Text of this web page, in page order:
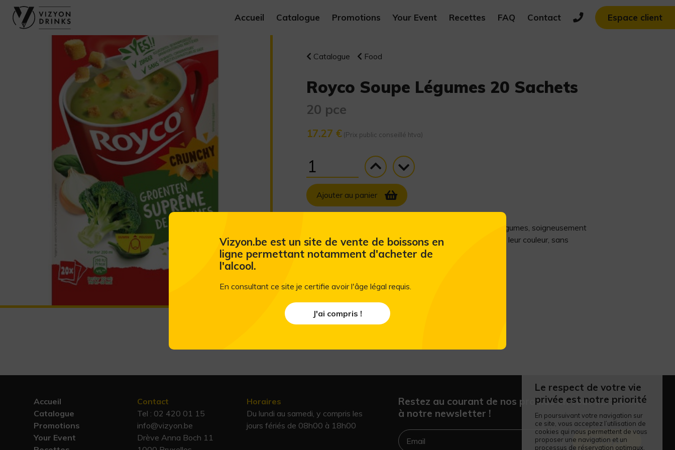
Accueil Catalogue Promotions Your Event Recettes FAQ Contact Espace client
Catalogue Food
Royco Soupe Légumes 20 Sachets
20 pce
17.27 €(Prix public conseillé htva)
Ajouter au panier
Les soupes instantanées Royco contiennent de vrais légumes, soigneusement
séchés en poudre pour préserver leur goût, leur arôme et leur couleur, sans
conservateurs
Accueil
Catalogue
Promotions
Your Event
Contact
Tel : 02 420 01 15
info@vizyon.be
Drève Anna Boch 11
Horaires
Du lundi au samedi, y compris les
jours fériés de 08h00 à 18h00
Restez au courant de nos promos en vous inscrivant
à notre newsletter !
Envoyer
Le respect de votre vie
privée est notre priorité
En poursuivant votre navigation sur
ce site, vous acceptez l’utilisation de
cookies qui nous permettent de vous
proposer une navigation et un
processus de réservation optimaux.
Vizyon.be est un site de vente de boissons en
ligne permettant notamment d'acheter de
l'alcool.
En consultant ce site je certifie avoir l'âge légal requis.
J'ai compris !